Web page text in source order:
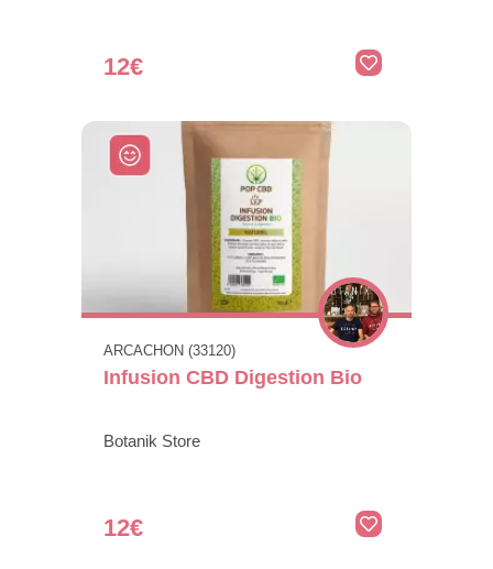
12€
ARCACHON (33120)
Infusion CBD Digestion Bio
Botanik Store
12€